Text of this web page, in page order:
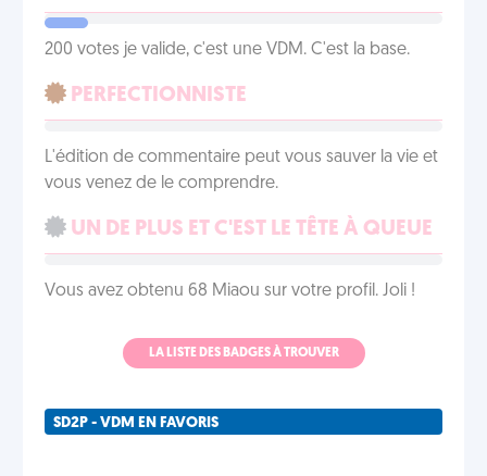
200 votes je valide, c'est une VDM. C'est la base.
PERFECTIONNISTE
L'édition de commentaire peut vous sauver la vie et
vous venez de le comprendre.
UN DE PLUS ET C'EST LE TÊTE À QUEUE
Vous avez obtenu 68 Miaou sur votre profil. Joli !
LA LISTE DES BADGES À TROUVER
SD2P - VDM EN FAVORIS